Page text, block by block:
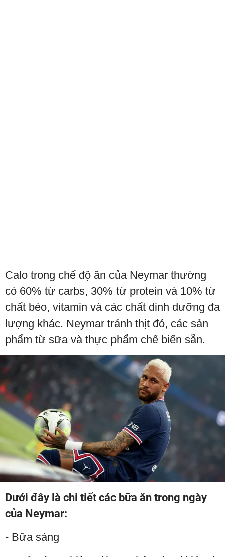
Calo trong chế độ ăn của Neymar thường
có 60% từ carbs, 30% từ protein và 10% từ
chất béo, vitamin và các chất dinh dưỡng đa
lượng khác. Neymar tránh thịt đỏ, các sản
phẩm từ sữa và thực phẩm chế biến sẵn.
Dưới đây là chi tiết các bữa ăn trong ngày
của Neymar:
- Bữa sáng